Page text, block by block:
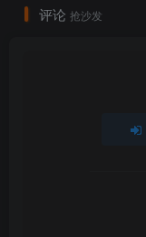
评论 抢沙发